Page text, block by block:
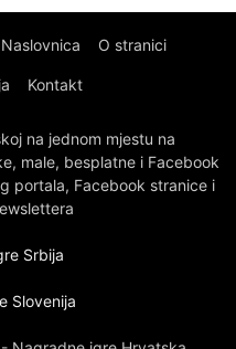
Naslovnica O stranici
Kontakt
na jednom mjestu na
male, besplatne i Facebook
portala, Facebook stranice i
Srbija
Slovenija